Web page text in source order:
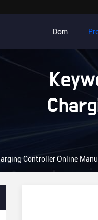
Dom
Controller Online